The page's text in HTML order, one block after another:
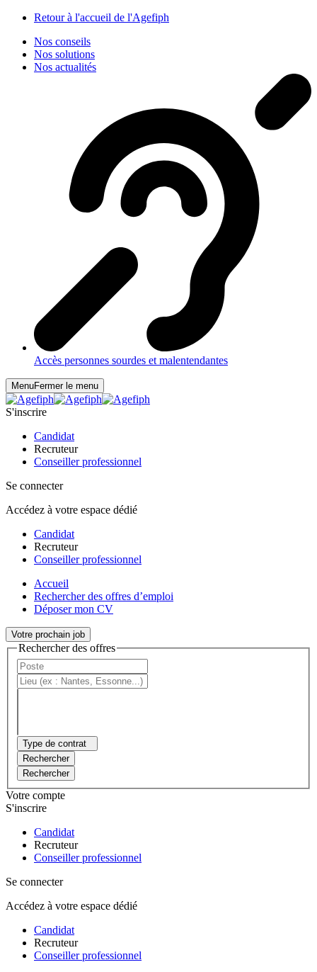
Retour à l'accueil de l'Agefiph
Nos conseils
Nos solutions
Nos actualités
Accès personnes sourdes et malentendantes
MenuFermer le menu
S'inscrire
Candidat
Recruteur
Conseiller professionnel
Se connecter
Accédez à votre espace dédié
Candidat
Recruteur
Conseiller professionnel
Accueil
Rechercher des offres d’emploi
Déposer mon CV
Votre prochain job
Rechercher des offres
Type de contrat
Rechercher
Rechercher
Votre compte
S'inscrire
Candidat
Recruteur
Conseiller professionnel
Se connecter
Accédez à votre espace dédié
Candidat
Recruteur
Conseiller professionnel